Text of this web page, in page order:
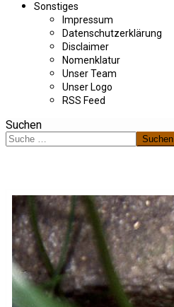
Sonstiges
Impressum
Datenschutzerklärung
Disclaimer
Nomenklatur
Unser Team
Unser Logo
RSS Feed
Suchen
Suchen